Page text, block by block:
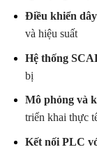
Điều khiển
và hiệu suất
Hệ thống
bị
Mô phỏng và
triển khai thực
Kết nối PLC